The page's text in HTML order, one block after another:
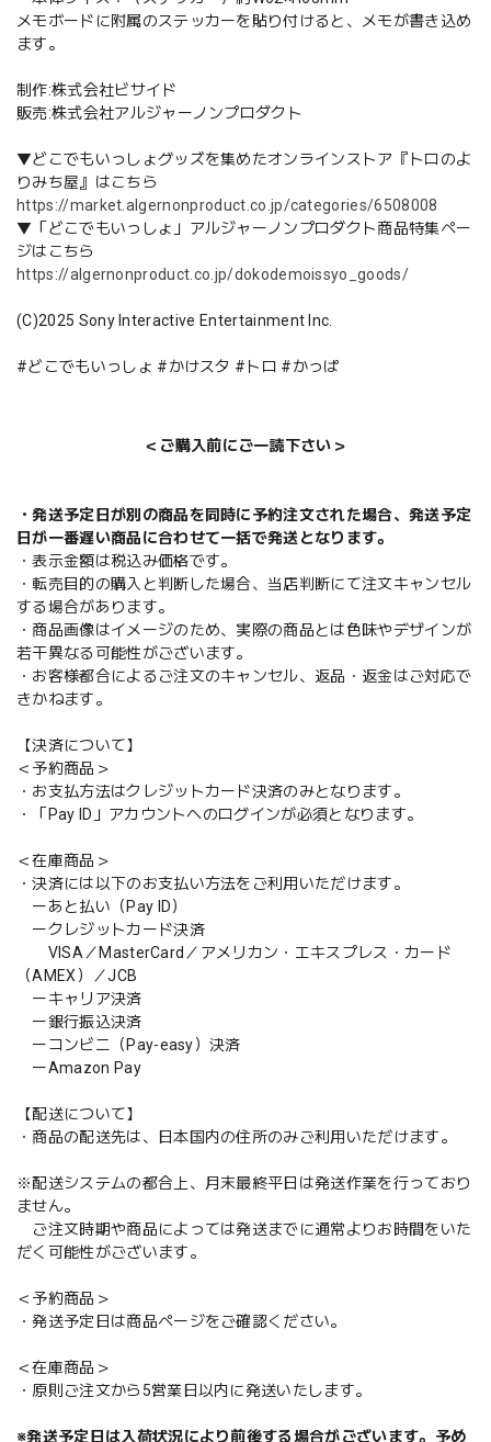
メモボードに附属のステッカーを貼り付けると、メモが書き込め
ます。
制作:株式会社ビサイド
販売:株式会社アルジャーノンプロダクト
▼どこでもいっしょグッズを集めたオンラインストア『トロのよ
りみち屋』はこちら
https://market.algernonproduct.co.jp/categories/6508008
▼「どこでもいっしょ」アルジャーノンプロダクト商品特集ペー
ジはこちら
https://algernonproduct.co.jp/dokodemoissyo_goods/
(C)2025 Sony Interactive Entertainment Inc.
#どこでもいっしょ #かけスタ #トロ #かっぱ
＜ご購入前にご一読下さい＞
・発送予定日が別の商品を同時に予約注文された場合、発送予定
日が一番遅い商品に合わせて一括で発送となります。
・表示金額は税込み価格です。
・転売目的の購入と判断した場合、当店判断にて注文キャンセル
する場合があります。
・商品画像はイメージのため、実際の商品とは色味やデザインが
若干異なる可能性がございます。
・お客様都合によるご注文のキャンセル、返品・返金はご対応で
きかねます。
【決済について】
＜予約商品＞
・お支払方法はクレジットカード決済のみとなります。
・「Pay ID」アカウントへのログインが必須となります。
＜在庫商品＞
・決済には以下のお支払い方法をご利用いただけます。
ーあと払い（Pay ID）
ークレジットカード決済
VISA／MasterCard／アメリカン・エキスプレス・カード
（AMEX）／JCB
ーキャリア決済
ー銀行振込決済
ーコンビニ（Pay-easy）決済
ーAmazon Pay
【配送について】
・商品の配送先は、日本国内の住所のみご利用いただけます。
※配送システムの都合上、月末最終平日は発送作業を行っており
ません。
ご注文時期や商品によっては発送までに通常よりお時間をいた
だく可能性がございます。
＜予約商品＞
・発送予定日は商品ページをご確認ください。
＜在庫商品＞
・原則ご注文から5営業日以内に発送いたします。
※発送予定日は入荷状況により前後する場合がございます。予め